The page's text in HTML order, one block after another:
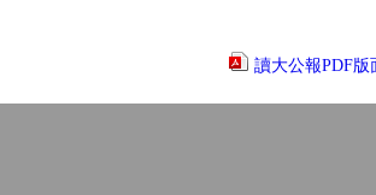
讀大公報PDF版